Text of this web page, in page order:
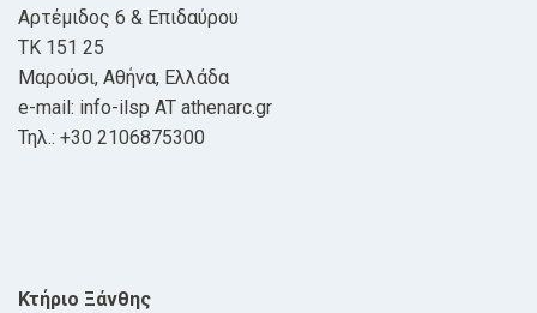
Αρτέμιδος 6 & Επιδαύρου
ΤΚ 151 25
Μαρούσι, Αθήνα, Ελλάδα
e-mail: info-ilsp AT athenarc.gr
Τηλ.: +30 2106875300
Κτήριο Ξάνθης